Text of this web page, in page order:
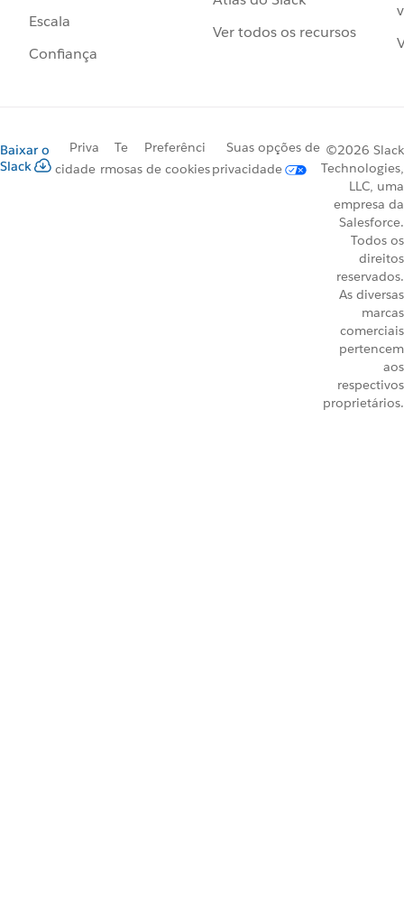
Escala
Confiança
Ver todos os recursos
Baixar o
Slack
Priva
cidade
Te
rmos
Preferênci
as de cookies
Suas opções de
privacidade
©2026 Slack
Technologies,
LLC, uma
empresa da
Salesforce.
Todos os
direitos
reservados.
As diversas
marcas
comerciais
pertencem
aos
respectivos
proprietários.